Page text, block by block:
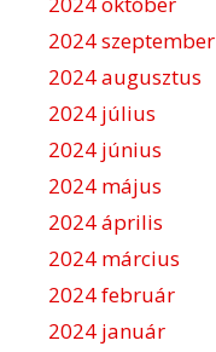
2024 szeptember
2024 augusztus
2024 július
2024 június
2024 május
2024 április
2024 március
2024 február
2024 január